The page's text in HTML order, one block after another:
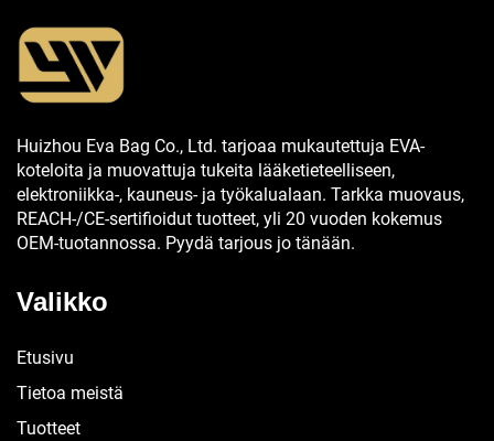
Huizhou Eva Bag Co., Ltd. tarjoaa mukautettuja EVA-
koteloita ja muovattuja tukeita lääketieteelliseen,
elektroniikka-, kauneus- ja työkalualaan. Tarkka muovaus,
REACH-/CE-sertifioidut tuotteet, yli 20 vuoden kokemus
OEM-tuotannossa. Pyydä tarjous jo tänään.
Valikko
Etusivu
Tietoa meistä
Tuotteet